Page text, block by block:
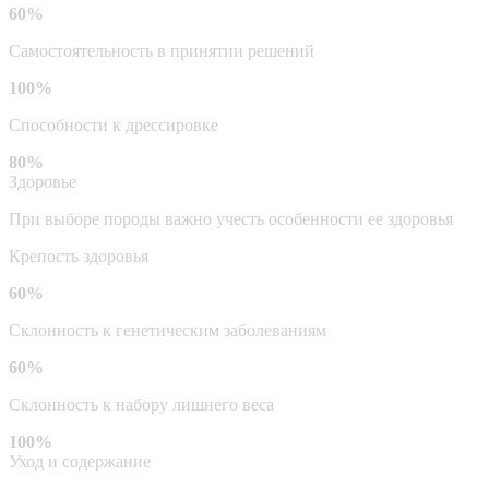
60%
Самостоятельность в принятии решений
100%
Способности к дрессировке
80%
Здоровье
При выборе породы важно учесть особенности ее здоровья
Крепость здоровья
60%
Склонность к генетическим заболеваниям
60%
Склонность к набору лишнего веса
100%
Уход и содержание